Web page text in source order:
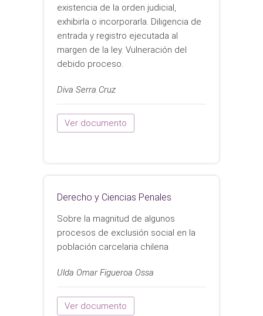
existencia de la orden judicial,
exhibirla o incorporarla. Diligencia de
entrada y registro ejecutada al
margen de la ley. Vulneración del
debido proceso.
Diva Serra Cruz
Ver documento
Derecho y Ciencias Penales
Sobre la magnitud de algunos
procesos de exclusión social en la
población carcelaria chilena
Ulda Omar Figueroa Ossa
Ver documento